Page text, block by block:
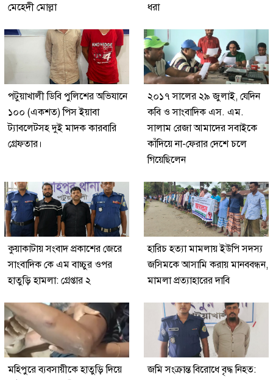
মেহেদী মোল্লা
ধরা
পটুয়াখালী ডিবি পুলিশের অভিযানে
১০০ (একশত) পিস ইয়াবা
ট্যাবলেটসহ দুই মাদক কারবারি
গ্রেফতার।
২০১৭ সালের ২৯ জুলাই, যেদিন
কবি ও সাংবাদিক এস. এম.
সালাম রেজা আমাদের সবাইকে
কাঁদিয়ে না-ফেরার দেশে চলে
গিয়েছিলেন
কুয়াকাটায় সংবাদ প্রকাশের জেরে
সাংবাদিক কে এম বাচ্চুর ওপর
হাতুড়ি হামলা: গ্রেপ্তার ২
হারিচ হত্যা মামলায় ইউপি সদস্য
জসিমকে আসামি করায় মানববন্ধন,
মামলা প্রত্যাহারের দাবি
মহিপুরে ব্যবসায়ীকে হাতুড়ি দিয়ে
জমি সংক্রান্ত বিরোধে বৃদ্ধ নিহত: